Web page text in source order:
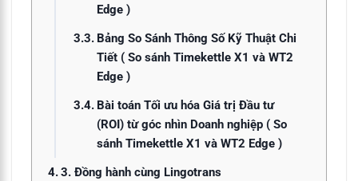
Edge )
Bảng So Sánh Thông Số Kỹ Thuật Chi
Tiết ( So sánh Timekettle X1 và WT2
Edge )
Bài toán Tối ưu hóa Giá trị Đầu tư
(ROI) từ góc nhìn Doanh nghiệp ( So
sánh Timekettle X1 và WT2 Edge )
3. Đồng hành cùng Lingotrans